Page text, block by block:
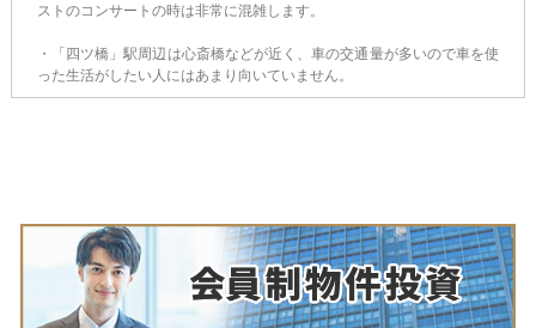
ストのコンサートの時は非常に混雑します。
・「四ツ橋」駅周辺は心斎橋などが近く、車の交通量が多いので車を使
った生活がしたい人にはあまり向いていません。